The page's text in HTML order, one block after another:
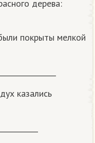
дерева:
покрыты мелкой
казались